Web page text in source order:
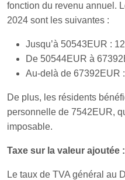
fonction du revenu annuel.
2024 sont les suivantes :
Jusqu’à 50543EUR :
De 50544EUR à
Au-delà de 67392EUR
De plus, les résidents
personnelle de 7542EUR,
imposable.
Taxe sur la valeur ajoutée :
Le taux de TVA général au